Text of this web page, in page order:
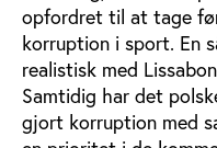
opfordret til at tage
korruption i sport. En
realistisk med
Samtidig har det
gjort korruption med